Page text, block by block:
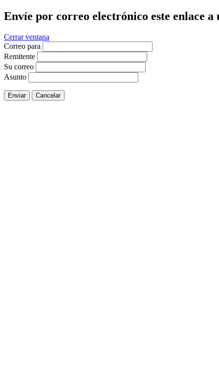
Envíe por correo electrónico este enlace a
Cerrar ventana
Correo para
Remitente
Su correo
Asunto
Enviar Cancelar